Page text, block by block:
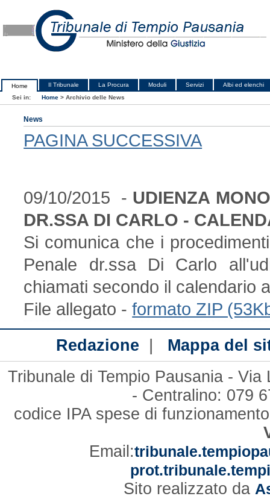
Home Il Tribunale La Procura Moduli Servizi
Albi ed elenchi
Sei in:
Home > Archivio delle News
News
PAGINA SUCCESSIVA
09/10/2015 - UDIENZA
DR.SSA DI CARLO -
Si comunica che i
Penale dr.ssa Di Carlo
chiamati secondo il calendario
File allegato -formato ZIP
Redazione
Mappa del
Tribunale di Tempio Pausania -
- Centralino: 079
codice IPA spese di
Email:
Sito realizzato da